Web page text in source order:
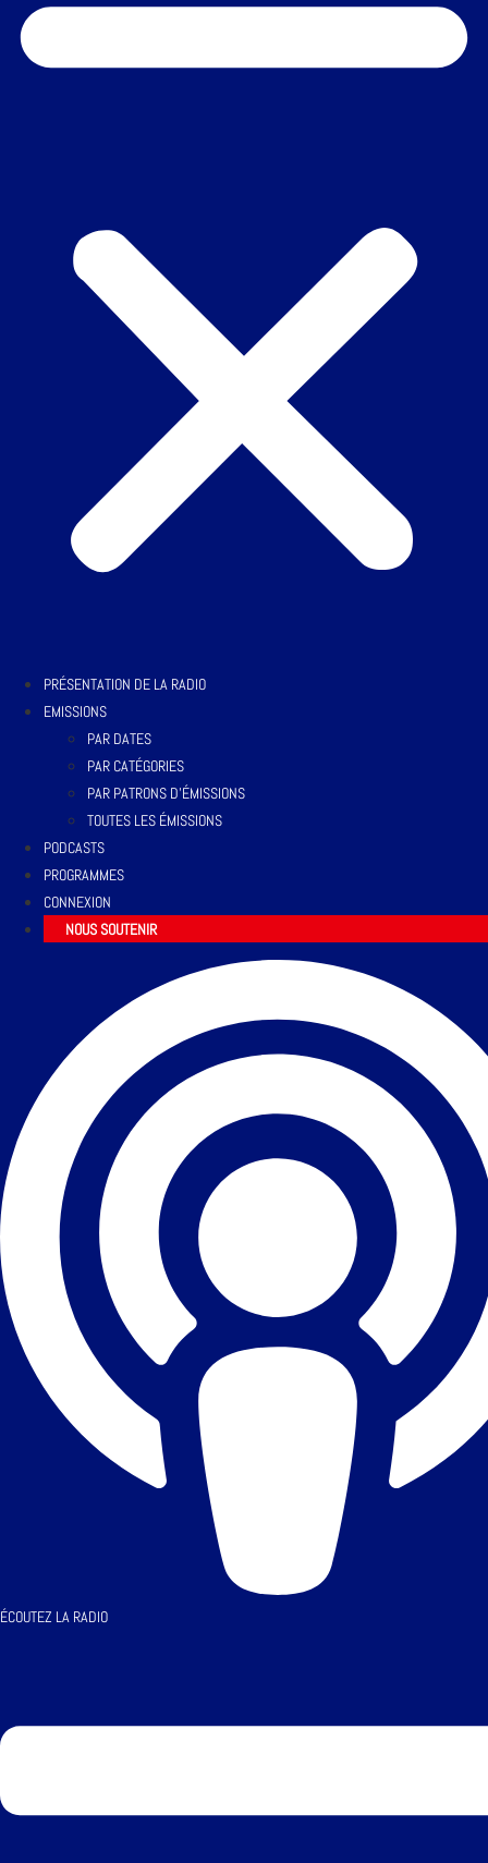
PRÉSENTATION DE LA RADIO
EMISSIONS
PAR DATES
PAR CATÉGORIES
PAR PATRONS D’ÉMISSIONS
TOUTES LES ÉMISSIONS
PODCASTS
PROGRAMMES
CONNEXION
NOUS SOUTENIR
ÉCOUTEZ LA RADIO